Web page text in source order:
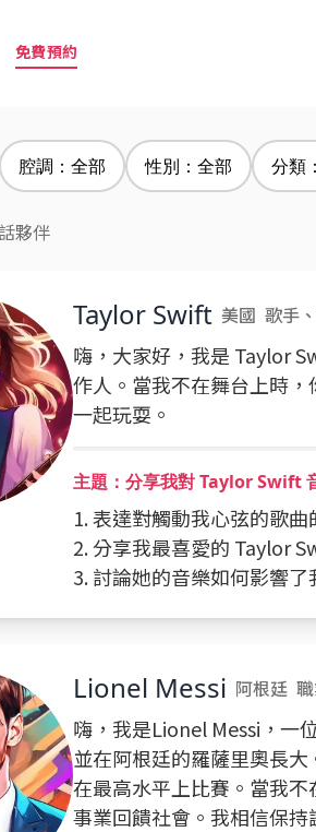
免費預約
腔調：全部 性別：全部 分類
夥伴
Taylor Swift 美國 歌手
嗨，大家好，我是 Taylor
作人。當我不在舞台上時
一起玩耍。
主題：分享我對 Taylor Swift
1. 表達對觸動我心弦的歌曲
2. 分享我最喜愛的 Taylor
3. 討論她的音樂如何影響了
Lionel Messi 阿根廷
嗨，我是Lionel Messi，一
並在阿根廷的羅薩里奧長
在最高水平上比賽。當我
事業回饋社會。我相信保持